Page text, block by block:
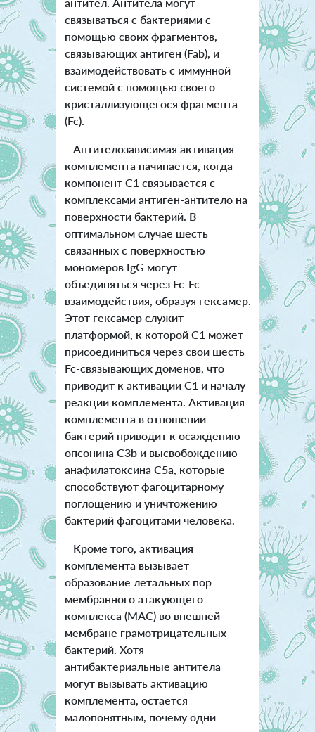
связываться с бактериями с
помощью своих фрагментов,
связывающих антиген (Fab), и
взаимодействовать с иммунной
системой с помощью своего
кристаллизующегося фрагмента
(Fc).
Антителозависимая активация
комплемента начинается, когда
компонент С1 связывается с
комплексами антиген-антитело на
поверхности бактерий. В
оптимальном случае шесть
связанных с поверхностью
мономеров IgG могут
объединяться через Fc-Fc-
взаимодействия, образуя гексамер.
Этот гексамер служит
платформой, к которой C1 может
присоединиться через свои шесть
Fc-связывающих доменов, что
приводит к активации C1 и началу
реакции комплемента. Активация
комплемента в отношении
бактерий приводит к осаждению
опсонина C3b и высвобождению
анафилатоксина C5a, которые
способствуют фагоцитарному
поглощению и уничтожению
бактерий фагоцитами человека.
Кроме того, активация
комплемента вызывает
образование летальных пор
мембранного атакующего
комплекса (MAC) во внешней
мембране грамотрицательных
бактерий. Хотя
антибактериальные антитела
могут вызывать активацию
комплемента, остается
малопонятным, почему одни